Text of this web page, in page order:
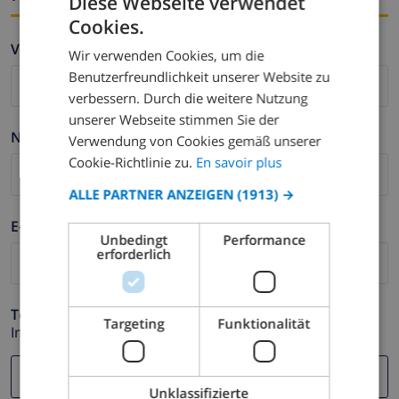
Vorname *
Nachname *
E-mail *
Telefonnummer *
Im Fall Ihre E-mail Adresse nicht korrekt funktioniert.
DUTCH
SPANISH
GERMAN
DANISH
NORWEGIAN
Cookies.
Wir verwenden Cookies, um die
Benutzerfreundlichkeit unserer Website zu
verbessern. Durch die weitere Nutzung
unserer Webseite stimmen Sie der
Verwendung von Cookies gemäß unserer
Cookie-Richtlinie zu. En savoir plus
ALLE PARTNER ANZEIGEN (1913) →
Unbedingt
erforderlich
Performance
Targeting Funktionalität
Unklassifizierte